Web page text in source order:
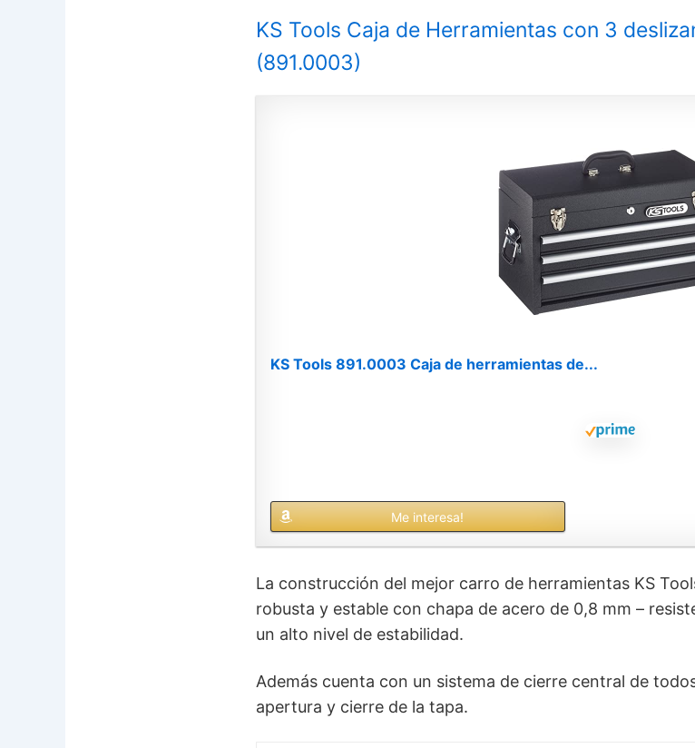
KS Tools Caja de Herramientas con 3
(891.0003)
KS Tools 891.0003 Caja de herramientas de...
Me interesa!
La construcción del mejor carro de herramientas KS
robusta y estable con chapa de acero de 0,8 mm –
un alto nivel de estabilidad.
Además cuenta con un sistema de cierre central de
apertura y cierre de la tapa.